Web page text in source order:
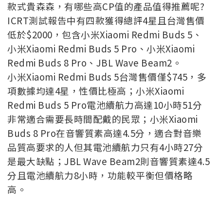
款式貴森森，有哪些高CP值的產品值得推薦呢?
ICRT測試報告中有四款獲得總評4星且台灣售價
低於$2000，包含小米Xiaomi Redmi Buds 5、
小米Xiaomi Redmi Buds 5 Pro、小米Xiaomi
Redmi Buds 8 Pro、JBL Wave Beam2。
小米Xiaomi Redmi Buds 5台灣售價僅$745，多
項數據均達4星，性價比極高；小米Xiaomi
Redmi Buds 5 Pro電池續航力高達10小時51分
非常適合需要長時間配戴的民眾；小米Xiaomi
Buds 8 Pro在音響質素高達4.5分，適合對音樂
品質高要求的人但其電池續航力只有4小時27分
是最大缺點；JBL Wave Beam2則音響質素達4.5
分且電池續航力8小時，功能較平衡但價格略
高。